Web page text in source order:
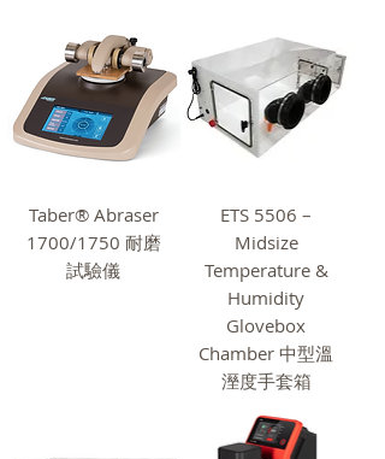
Taber® Abraser
1700/1750 耐磨
試驗儀
ETS 5506 –
Midsize
Temperature &
Humidity
Glovebox
Chamber 中型溫
溼度手套箱